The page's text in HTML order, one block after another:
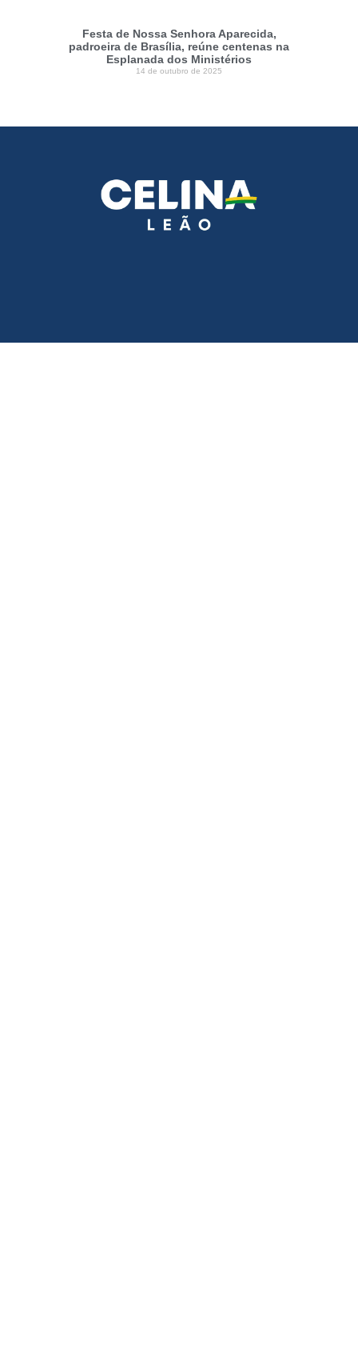
Festa de Nossa Senhora Aparecida,
padroeira de Brasília, reúne centenas na
Esplanada dos Ministérios
14 de outubro de 2025